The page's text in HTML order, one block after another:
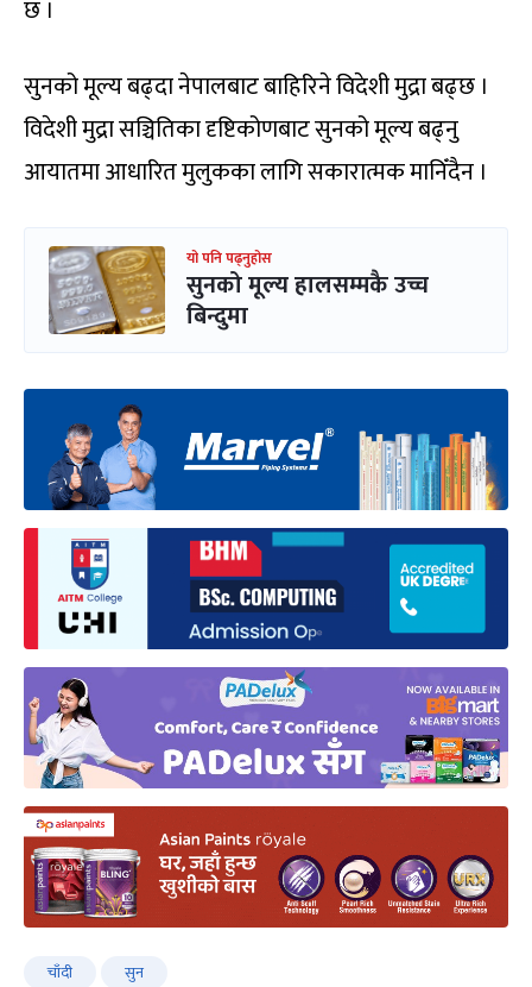
छ ।
सुनको मूल्य बढ्दा नेपालबाट बाहिरिने विदेशी मुद्रा बढ्छ ।
विदेशी मुद्रा सञ्चितिका दृष्टिकोणबाट सुनको मूल्य बढ्नु
आयातमा आधारित मुलुकका लागि सकारात्मक मानिँदैन ।
यो पनि पढ्नुहोस
सुनको मूल्य हालसम्मकै उच्च
बिन्दुमा
चाँदी सुन